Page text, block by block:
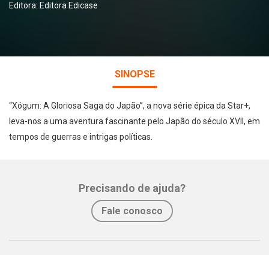
Editora: Editora Edicase
SINOPSE
“Xógum: A Gloriosa Saga do Japão”, a nova série épica da Star+,
leva-nos a uma aventura fascinante pelo Japão do século XVII, em
tempos de guerras e intrigas políticas.
Precisando de ajuda?
Fale conosco
Facebook Twitter